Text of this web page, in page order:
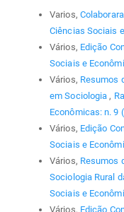
Varios,
Ciências Sociais
Vários, Edição
Sociais e
Vários, Resumos
em Sociologia ,
Econômicas: n. 9
Vários, Edição
Sociais e
Vários, Resumos
Sociologia Rural
Sociais e
Vários, Edição